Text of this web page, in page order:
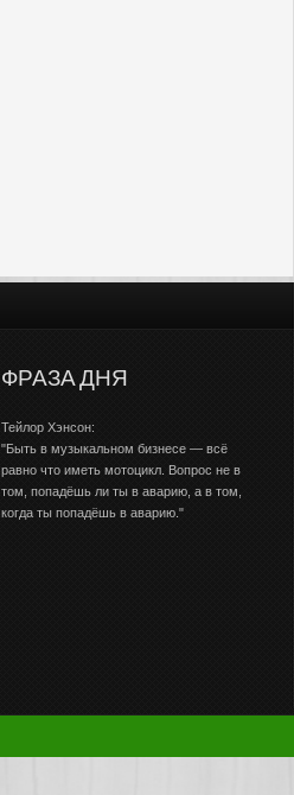
ФРАЗА ДНЯ
Тейлор Хэнсон:
"Быть в музыкальном бизнесе — всё
равно что иметь мотоцикл. Вопрос не в
том, попадёшь ли ты в аварию, а в том,
когда ты попадёшь в аварию."